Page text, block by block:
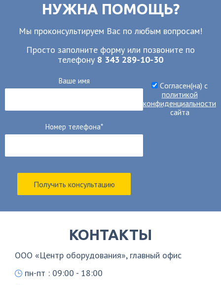
НУЖНА ПОМОЩЬ?
Мы проконсультируем Вас по любым вопросам!
Просто заполните форму или позвоните по
телефону 8 343 289-10-30
Ваше имя
Номер телефона*
Получить консультацию
Cогласен(на) c
политикой
конфиденциальности
сайта
КОНТАКТЫ
ООО «Центр оборудования», главный офис
пн-пт : 09:00 - 18:00